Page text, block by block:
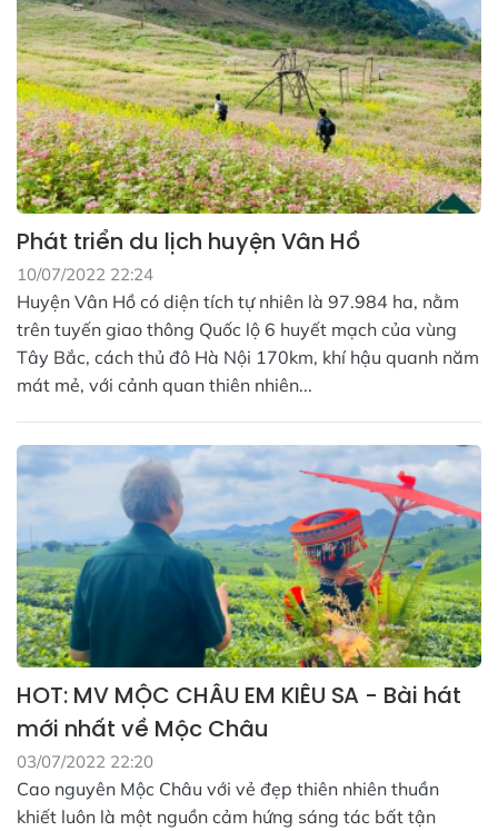
Phát triển du lịch huyện Vân Hồ
10/07/2022 22:24
Huyện Vân Hồ có diện tích tự nhiên là 97.984 ha, nằm
trên tuyến giao thông Quốc lộ 6 huyết mạch của vùng
Tây Bắc, cách thủ đô Hà Nội 170km, khí hậu quanh năm
mát mẻ, với cảnh quan thiên nhiên...
HOT: MV MỘC CHÂU EM KIÊU SA - Bài hát
mới nhất về Mộc Châu
03/07/2022 22:20
Cao nguyên Mộc Châu với vẻ đẹp thiên nhiên thuần
khiết luôn là một nguồn cảm hứng sáng tác bất tận